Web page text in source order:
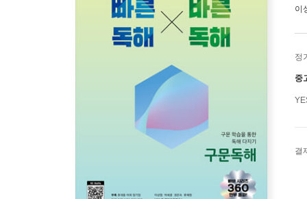
이
정
중
결